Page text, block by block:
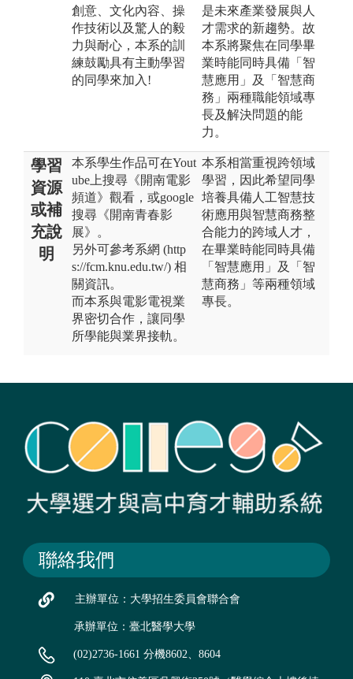
創意、文化內容、操
作技術以及驚人的毅
力與耐心，本系的訓
練鼓勵具有主動學習
的同學來加入!
是未來產業發展與人
才需求的新趨勢。故
本系將聚焦在同學畢
業時能同時具備「智
慧應用」及「智慧商
務」兩種職能領域專
長及解決問題的能
力。
學習
資源
或補
充說
明
本系學生作品可在Yout
ube上搜尋《開南電影
頻道》觀看，或google
搜尋《開南青春影
展》。
另外可參考系網 (http
s://fcm.knu.edu.tw/) 相
關資訊。
而本系與電影電視業
界密切合作，讓同學
所學能與業界接軌。
本系相當重視跨領域
學習，因此希望同學
培養具備人工智慧技
術應用與智慧商務整
合能力的跨域人才，
在畢業時能同時具備
「智慧應用」及「智
慧商務」等兩種領域
專長。
聯絡我們
主辦單位：大學招生委員會聯合會
承辦單位：臺北醫學大學
(02)2736-1661 分機8602、8604